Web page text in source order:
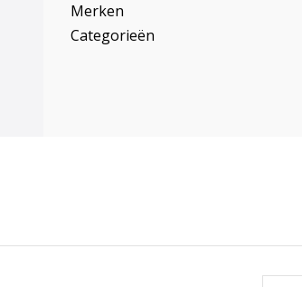
Merken
Categorieën